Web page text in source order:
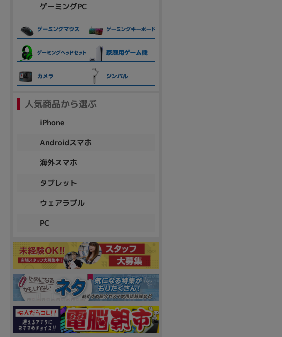
ゲーミングPC
人気商品から選ぶ
iPhone
Androidスマホ
海外スマホ
タブレット
ウェアラブル
PC
円 ～
各項目のチェックボックスは「or検索」となります。